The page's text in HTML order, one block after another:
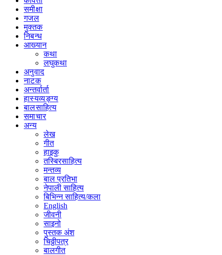
समीक्षा
गजल
मुक्तक
निबन्ध
आख्यान
कथा
लघुकथा
अनुवाद
नाटक
अन्तर्वार्ता
हास्यव्यङ्ग्य
बालसाहित्य
समाचार
अन्य
लेख
गीत
हाइकु
तस्बिरसाहित्य
मन्तव्य
बाल प्रतिभा
नेपाली साहित्य
बिभिन्न साहित्य/कला
English
जीवनी
साइनो
पुस्तक अंश
चिठ्ठीपत्र
बालगीत